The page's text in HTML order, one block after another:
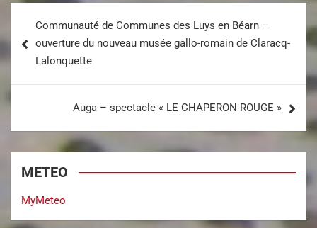
Communauté de Communes des Luys en Béarn –
ouverture du nouveau musée gallo-romain de Claracq-
Lalonquette
Auga – spectacle « LE CHAPERON ROUGE »
METEO
MyMeteo